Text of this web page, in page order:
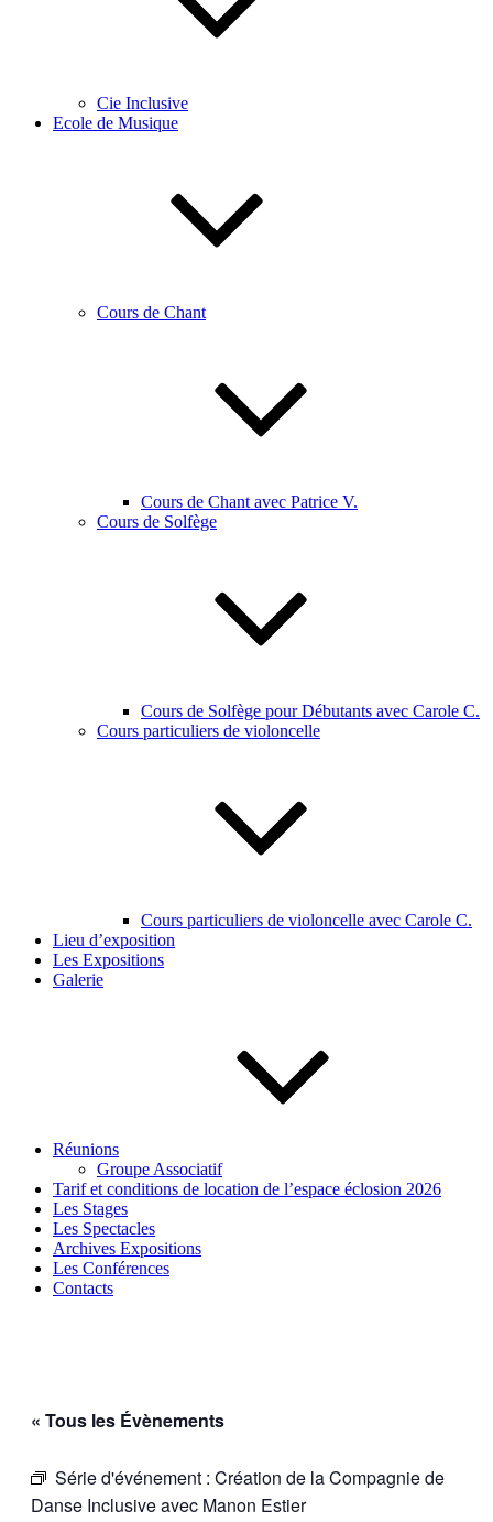
Cie Inclusive
Ecole de Musique
Cours de Chant
Cours de Chant avec Patrice V.
Cours de Solfège
Cours de Solfège pour Débutants avec Carole C.
Cours particuliers de violoncelle
Cours particuliers de violoncelle avec Carole C.
Lieu d’exposition
Les Expositions
Galerie
Réunions
Groupe Associatif
Tarif et conditions de location de l’espace éclosion 2026
Les Stages
Les Spectacles
Archives Expositions
Les Conférences
Contacts
« Tous les Évènements
Série d'événement : Création de la Compagnie de
Danse Inclusive avec Manon Estier